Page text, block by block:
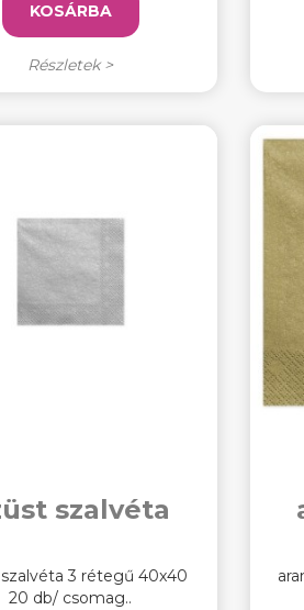
KOSÁRBA
Részletek >
szalvéta
3 rétegű 40x40
20 db/ csomag..